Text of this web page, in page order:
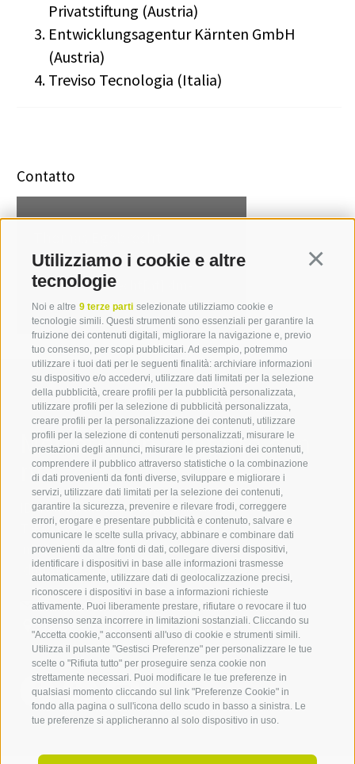
Utilizziamo i cookie e altre
tecnologie
Noi e altre 9 terze parti selezionate utilizziamo cookie e
tecnologie simili. Questi strumenti sono essenziali per garantire la
fruizione dei contenuti digitali, migliorare la navigazione e, previo
tuo consenso, per scopi pubblicitari. Ad esempio, potremmo
utilizzare i tuoi dati per le seguenti finalità: archiviare informazioni
su dispositivo e/o accedervi, utilizzare dati limitati per la selezione
della pubblicità, creare profili per la pubblicità personalizzata,
utilizzare profili per la selezione di pubblicità personalizzata,
creare profili per la personalizzazione dei contenuti, utilizzare
profili per la selezione di contenuti personalizzati, misurare le
prestazioni degli annunci, misurare le prestazioni dei contenuti,
comprendere il pubblico attraverso statistiche o la combinazione
di dati provenienti da fonti diverse, sviluppare e migliorare i
servizi, utilizzare dati limitati per la selezione dei contenuti,
garantire la sicurezza, prevenire e rilevare frodi, correggere
errori, erogare e presentare pubblicità e contenuto, salvare e
comunicare le scelte sulla privacy, abbinare e combinare dati
provenienti da altre fonti di dati, collegare diversi dispositivi,
identificare i dispositivi in base alle informazioni trasmesse
automaticamente, utilizzare dati di geolocalizzazione precisi,
riconoscere i dispositivi in base a informazioni richieste
attivamente. Puoi liberamente prestare, rifiutare o revocare il tuo
consenso senza incorrere in limitazioni sostanziali. Cliccando su
"Accetta cookie," acconsenti all'uso di cookie e strumenti simili.
Utilizza il pulsante "Gestisci Preferenze" per personalizzare le tue
scelte o "Rifiuta tutto" per proseguire senza cookie non
strettamente necessari. Puoi modificare le tue preferenze in
qualsiasi momento cliccando sul link "Preferenze Cookie" in
fondo alla pagina o sull'icona dello scudo in basso a sinistra. Le
tue preferenze si applicheranno al solo dispositivo in uso.
Privatstiftung (Austria)
Entwicklungsagentur Kärnten GmbH
(Austria)
Treviso Tecnologia (Italia)
Contatto
T +39 0471 094 530
thomas.egebrecht[at]idm-
suedtirol.com
Mettetevi in contatto con
noi
IDM Südtirol - Alto Adige
+39 0471 094 000
info[at]idm-suedtirol.com
idm[at]pec.idm-suedtirol.com
SCRIVICI
DOVE SIAMO